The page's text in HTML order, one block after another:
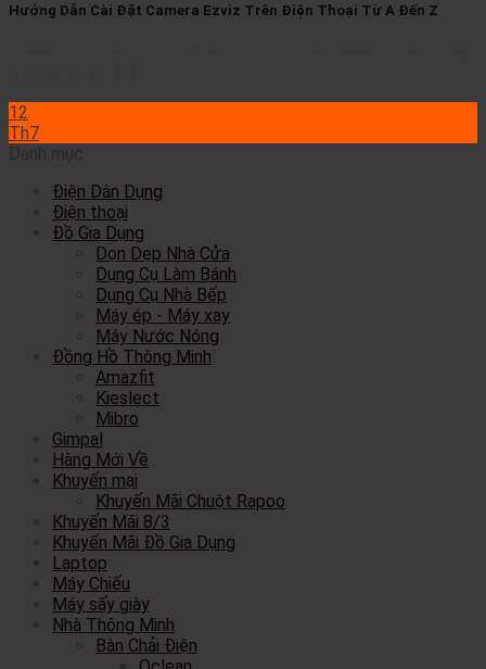
Hướng Dẫn Cài Đặt Camera Ezviz Trên Điện Thoại Từ A Đến Z
12
Th7
Điện Dân Dụng
Điện thoại
Đồ Gia Dụng
Dọn Dẹp Nhà Cửa
Dụng Cụ Làm Bánh
Dụng Cụ Nhà Bếp
Máy ép - Máy xay
Máy Nước Nóng
Đồng Hồ Thông Minh
Amazfit
Kieslect
Mibro
Gimpal
Hàng Mới Về
Khuyến mại
Khuyến Mãi Chuột Rapoo
Khuyến Mãi 8/3
Khuyến Mãi Đồ Gia Dụng
Laptop
Máy Chiếu
Máy sấy giày
Nhà Thông Minh
Bàn Chải Điện